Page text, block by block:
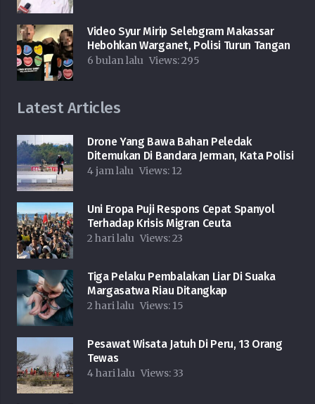
Video Syur Mirip Selebgram Makassar
Hebohkan Warganet, Polisi Turun Tangan
6 bulan lalu Views:295
Latest Articles
Drone Yang Bawa Bahan Peledak
Ditemukan Di Bandara Jerman, Kata Polisi
4 jam lalu Views: 12
Uni Eropa Puji Respons Cepat Spanyol
Terhadap Krisis Migran Ceuta
2 hari lalu Views:23
Tiga Pelaku Pembalakan Liar Di Suaka
Margasatwa Riau Ditangkap
2 hari lalu Views: 15
Pesawat Wisata Jatuh Di Peru, 13 Orang
Tewas
4 hari lalu Views: 33